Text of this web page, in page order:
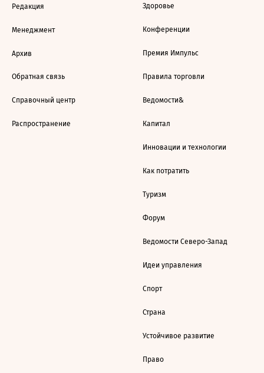
Редакция
Менеджмент
Архив
Обратная связь
Справочный центр
Распространение
Здоровье
Конференции
Премия Импульс
Правила торговли
Ведомости&
Капитал
Инновации и технологии
Как потратить
Туризм
Форум
Ведомости Северо-Запад
Идеи управления
Спорт
Страна
Устойчивое развитие
Право